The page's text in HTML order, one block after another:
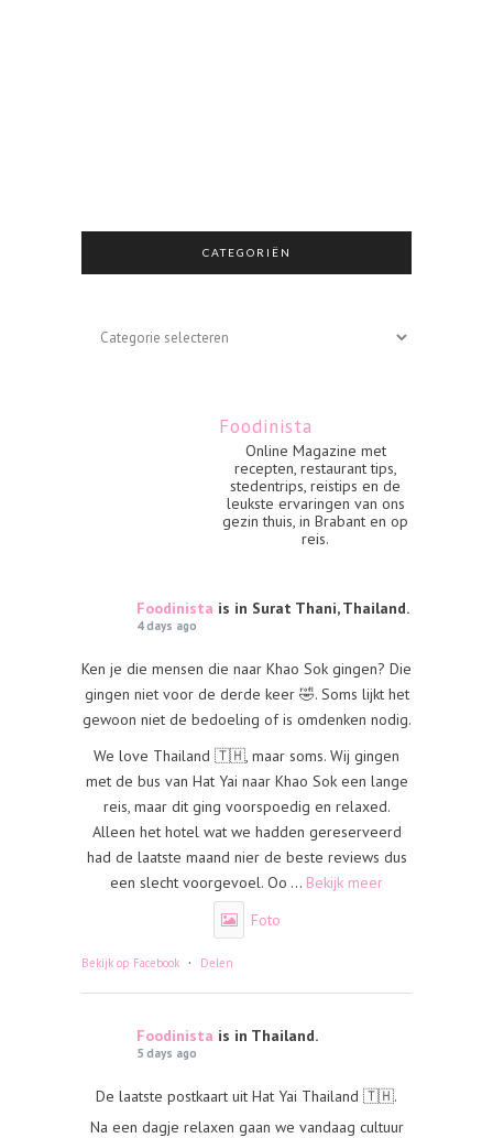
CATEGORIËN
Categoriën
Foodinista
Online Magazine met
recepten, restaurant tips,
stedentrips, reistips en de
leukste ervaringen van ons
gezin thuis, in Brabant en op
reis.
Foodinista is in Surat Thani, Thailand.
4 days ago
Ken je die mensen die naar Khao Sok gingen? Die
gingen niet voor de derde keer 🤣. Soms lijkt het
gewoon niet de bedoeling of is omdenken nodig.
We love Thailand 🇹🇭, maar soms. Wij gingen
met de bus van Hat Yai naar Khao Sok een lange
reis, maar dit ging voorspoedig en relaxed.
Alleen het hotel wat we hadden gereserveerd
had de laatste maand nier de beste reviews dus
een slecht voorgevoel. Oo ... Bekijk meer
Foto
Bekijk op Facebook · Delen
Foodinista is in Thailand.
5 days ago
De laatste postkaart uit Hat Yai Thailand 🇹🇭.
Na een dagje relaxen gaan we vandaag cultuur